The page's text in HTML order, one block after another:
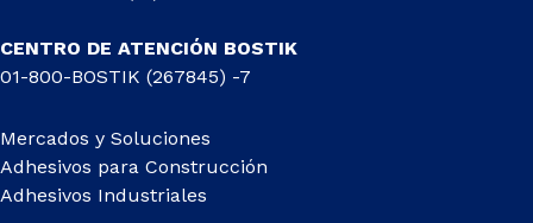
CENTRO DE ATENCIÓN BOSTIK
01-800-BOSTIK (267845) -7
Mercados y Soluciones
Adhesivos para Construcción
Adhesivos Industriales